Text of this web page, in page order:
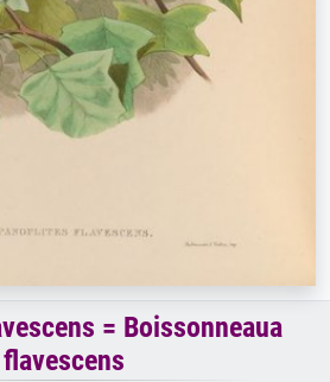
= Boissonneaua
flavescens